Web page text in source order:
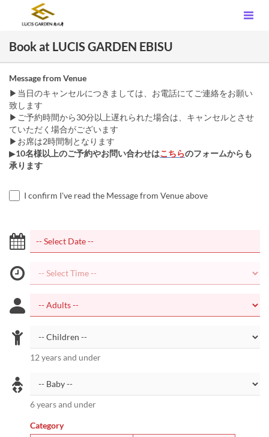
Book at LUCIS GARDEN EBISU
Message from Venue
▶当日のキャンセルにつきましては、お電話にてご連絡をお願い
致します
▶ご予約時間から30分以上遅れられた場合は、キャンセルとさせ
ていただく場合がございます
▶お席は2時間制となります
▶10名様以上のご予約やお問い合わせはこちらのフォームからも
承ります
I confirm I've read the Message from Venue above
12 years and under
6 years and under
Category